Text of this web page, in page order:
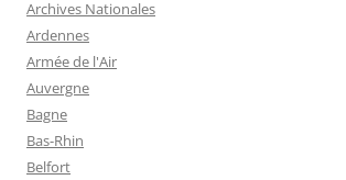
Archives Nationales
Ardennes
Armée de l'Air
Auvergne
Bagne
Bas-Rhin
Belfort